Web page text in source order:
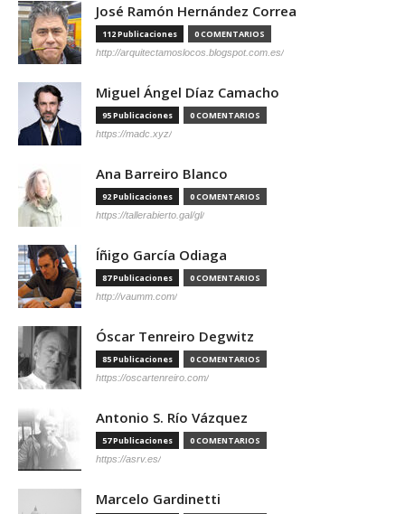
José Ramón Hernández Correa
112 Publicaciones 0 COMENTARIOS
http://arquitectamoslocos.blogspot.com.es/
Miguel Ángel Díaz Camacho
95 Publicaciones 0 COMENTARIOS
https://madc.xyz/
Ana Barreiro Blanco
92 Publicaciones 0 COMENTARIOS
https://tallerabierto.gal/gl/
Íñigo García Odiaga
87 Publicaciones 0 COMENTARIOS
http://vaumm.com/
Óscar Tenreiro Degwitz
85 Publicaciones 0 COMENTARIOS
https://oscartenreiro.com/
Antonio S. Río Vázquez
57 Publicaciones 0 COMENTARIOS
https://asrv.es/
Marcelo Gardinetti